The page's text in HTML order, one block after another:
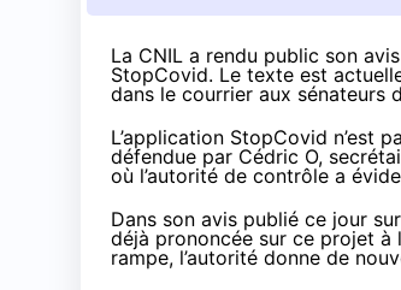
La CNIL a rendu public son
StopCovid. Le texte est
dans le courrier aux sénateurs
L’application StopCovid n’est
défendue par Cédric O,
où l’autorité de contrôle a
Dans son avis publié ce jour
déjà prononcée sur ce projet à
rampe, l’autorité donne de